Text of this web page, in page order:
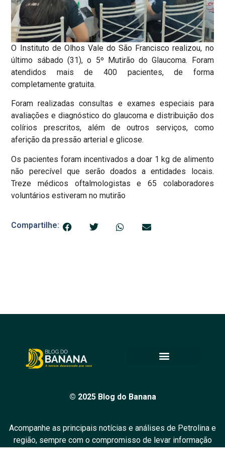
O Instituto de Olhos Vale do São Francisco realizou, no
último sábado (31), o 5º Mutirão do Glaucoma. Foram
atendidos mais de 400 pacientes, de forma
completamente gratuita.
Foram realizadas consultas e exames especiais para
avaliações e diagnóstico do glaucoma e distribuição dos
colírios prescritos, além de outros serviços, como
aferição da pressão arterial e glicose.
Os pacientes foram incentivados a doar 1 kg de alimento
não perecível que serão doados a entidades locais.
Treze médicos oftalmologistas e 65 colaboradores
voluntários estiveram no mutirão
Compartilhe:
© 2025 Blog do Banana
Acompanhe as principais notícias e análises de Petrolina e
região, sempre com o compromisso de levar informação